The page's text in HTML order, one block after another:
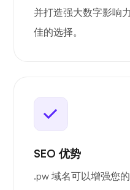
并打造强大数字影响
佳的选择。
SEO 优势
.pw 域名可以增强您